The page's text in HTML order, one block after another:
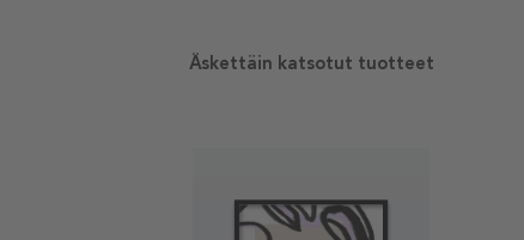
Äskettäin katsotut tuotteet